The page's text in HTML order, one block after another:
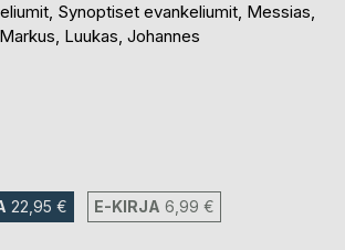
Synoptiset evankeliumit, Messias,
Luukas, Johannes
22,95 € E-KIRJA 6,99 €